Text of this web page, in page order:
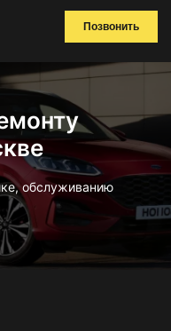
Позвонить
обслуживанию